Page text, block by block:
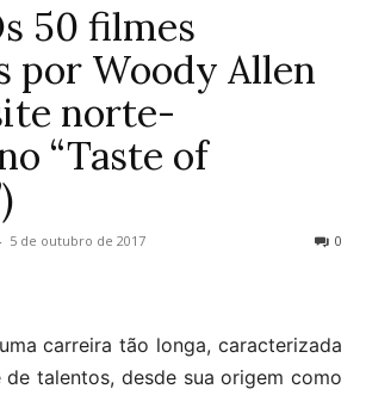
50 filmes
por Woody Allen
norte-
“Taste of
5 de outubro de 2017 0
carreira tão longa, caracterizada
de talentos, desde sua origem como